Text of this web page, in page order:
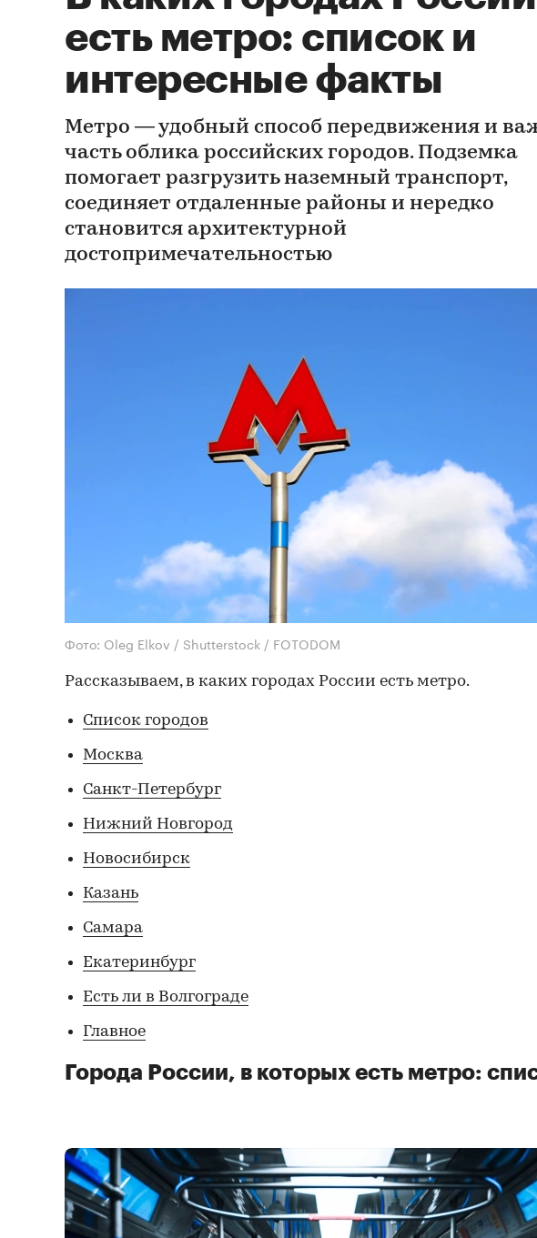
есть метро: список и
интересные факты
Метро — удобный способ передвижения и
часть облика российских городов. Подземка
помогает разгрузить наземный транспорт,
соединяет отдаленные районы и нередко
становится архитектурной
достопримечательностью
Фото: Oleg Elkov / Shutterstock / FOTODOM
Рассказываем, в каких городах России есть метро.
Список городов
Москва
Санкт-Петербург
Нижний Новгород
Новосибирск
Казань
Самара
Екатеринбург
Есть ли в Волгограде
Главное
Города России, в которых есть метро: